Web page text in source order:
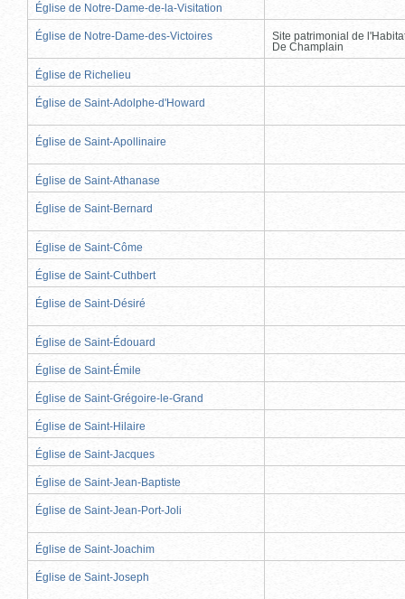
Église de Notre-Dame-de-la-Visitation
Église de Notre-Dame-des-Victoires
Site patrimonial de
De Champlain
Église de Richelieu
Église de Saint-Adolphe-d'Howard
Église de Saint-Apollinaire
Église de Saint-Athanase
Église de Saint-Bernard
Église de Saint-Côme
Église de Saint-Cuthbert
Église de Saint-Désiré
Église de Saint-Édouard
Église de Saint-Émile
Église de Saint-Grégoire-le-Grand
Église de Saint-Hilaire
Église de Saint-Jacques
Église de Saint-Jean-Baptiste
Église de Saint-Jean-Port-Joli
Église de Saint-Joachim
Église de Saint-Joseph